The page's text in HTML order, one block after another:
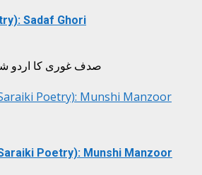
Sadaf Ghori
صدف غوری کا اردو
Poetry): Munshi Manzoor
Poetry): Munshi Manzoor